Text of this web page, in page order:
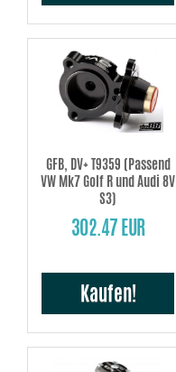
GFB, DV+ T9359 (Passend
VW Mk7 Golf R und Audi 8V
S3)
302.47 EUR
Kaufen!